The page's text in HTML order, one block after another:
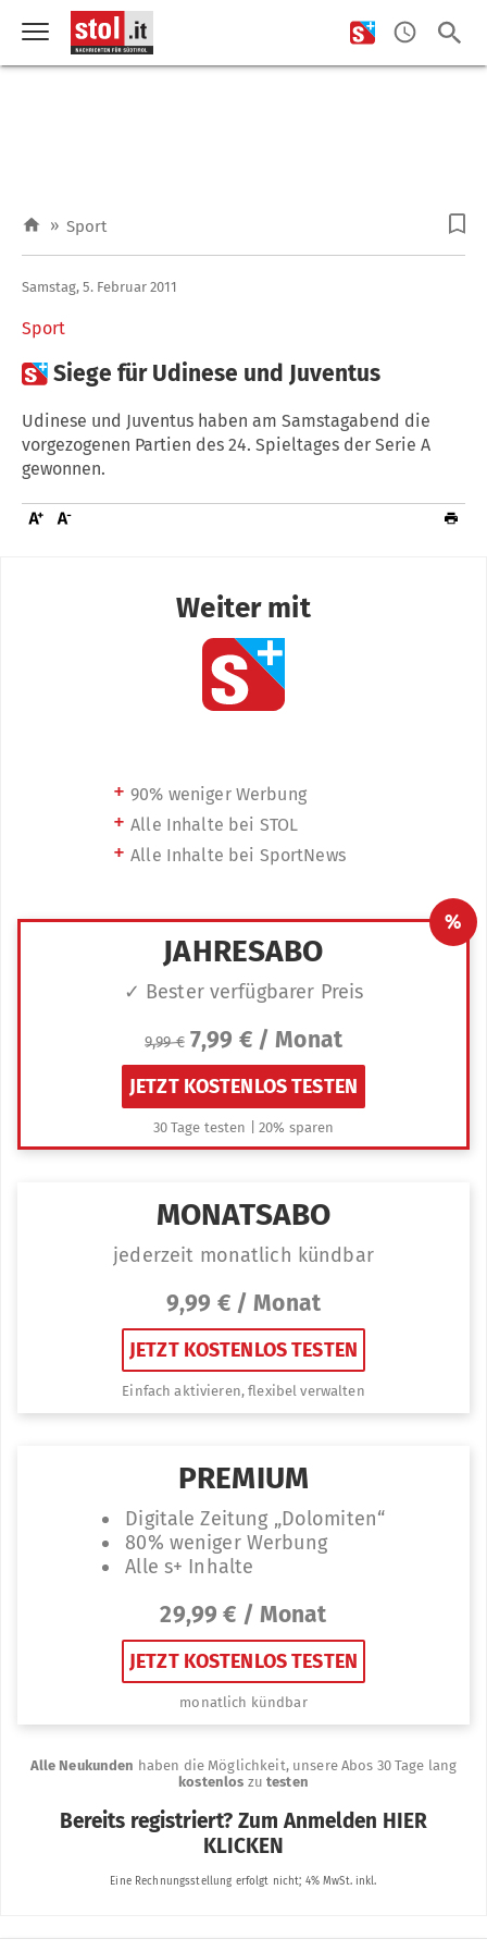
» Sport
Sport
Samstag, 5. Februar 2011
Siege für Udinese und Juventus
Udinese und Juventus haben am Samstagabend die
vorgezogenen Partien des 24. Spieltages der Serie A
gewonnen.